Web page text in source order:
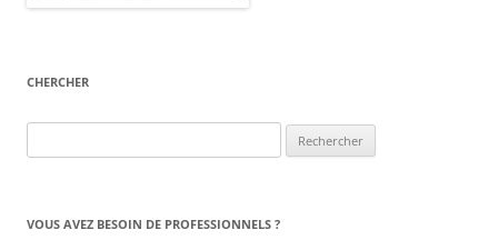
CHERCHER
VOUS AVEZ BESOIN DE PROFESSIONNELS ?